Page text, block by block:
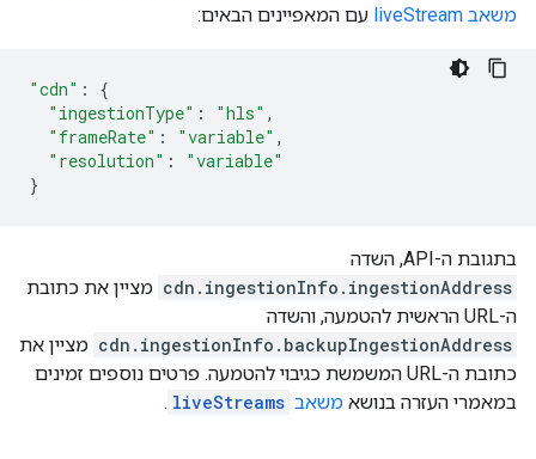
משאב liveStream
עם המאפיינים הבאים:
"cdn" :
{
"ingestionType" : "hls" ,
"frameRate" : "variable" ,
"resolution" :
"variable"
}
בתגובת ה-API, השדה
cdn.ingestionInfo.ingestionAddress מציין את כתובת
ה-URL הראשית להטמעה, והשדה
cdn.ingestionInfo.backupIngestionAddress מציין את
כתובת ה-URL המשמשת כגיבוי להטמעה. פרטים נוספים זמינים
במאמרי העזרה בנושא משאב liveStreams
.